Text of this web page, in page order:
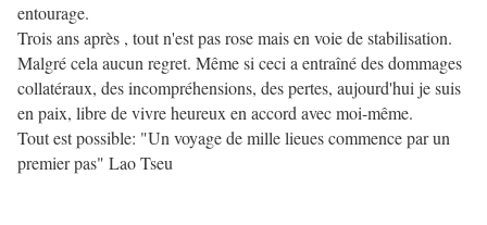
entourage.
Trois ans après , tout n'est pas rose mais en voie de stabilisation.
Malgré cela aucun regret. Même si ceci a entraîné des dommages
collatéraux, des incompréhensions, des pertes, aujourd'hui je suis
en paix, libre de vivre heureux en accord avec moi-même.
Tout est possible: "Un voyage de mille lieues commence par un
premier pas" Lao Tseu